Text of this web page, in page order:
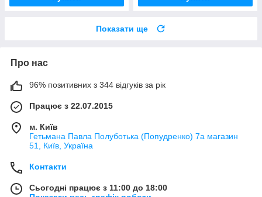
Показати ще
Про нас
96% позитивних з 344 відгуків за рік
Працює з 22.07.2015
м. Київ
Гетьмана Павла Полуботька (Попудренко) 7а магазин
51, Київ, Україна
Контакти
Сьогодні працює з 11:00 до 18:00